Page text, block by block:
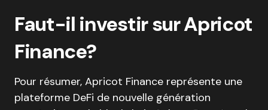
Faut-il investir sur Apricot
Finance?
Pour résumer, Apricot Finance représente une
plateforme DeFi de nouvelle génération